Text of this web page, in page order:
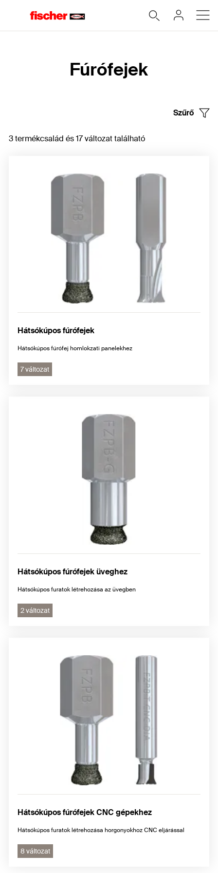
Fúrófejek
Szűrő
3 termékcsalád és 17 változat található
Hátsókúpos fúrófejek
Hátsókúpos fúrófej homlokzati panelekhez
7 változat
Hátsókúpos fúrófejek üveghez
Hátsókúpos furatok létrehozása az üvegben
2 változat
Hátsókúpos fúrófejek CNC gépekhez
Hátsókúpos furatok létrehozása horgonyokhoz CNC eljárással
8 változat